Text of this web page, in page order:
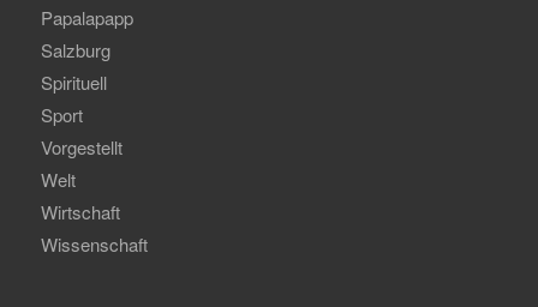
Papalapapp
Salzburg
Spirituell
Sport
Vorgestellt
Welt
Wirtschaft
Wissenschaft